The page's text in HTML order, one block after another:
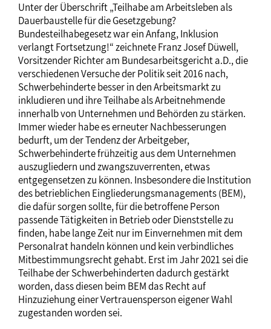
Unter der Überschrift „Teilhabe am Arbeitsleben als
Dauerbaustelle für die Gesetzgebung?
Bundesteilhabegesetz war ein Anfang, Inklusion
verlangt Fortsetzung!“ zeichnete Franz Josef Düwell,
Vorsitzender Richter am Bundesarbeitsgericht a.D., die
verschiedenen Versuche der Politik seit 2016 nach,
Schwerbehinderte besser in den Arbeitsmarkt zu
inkludieren und ihre Teilhabe als Arbeitnehmende
innerhalb von Unternehmen und Behörden zu stärken.
Immer wieder habe es erneuter Nachbesserungen
bedurft, um der Tendenz der Arbeitgeber,
Schwerbehinderte frühzeitig aus dem Unternehmen
auszugliedern und zwangszuverrenten, etwas
entgegensetzen zu können. Insbesondere die Institution
des betrieblichen Eingliederungsmanagements (BEM),
die dafür sorgen sollte, für die betroffene Person
passende Tätigkeiten in Betrieb oder Dienststelle zu
finden, habe lange Zeit nur im Einvernehmen mit dem
Personalrat handeln können und kein verbindliches
Mitbestimmungsrecht gehabt. Erst im Jahr 2021 sei die
Teilhabe der Schwerbehinderten dadurch gestärkt
worden, dass diesen beim BEM das Recht auf
Hinzuziehung einer Vertrauensperson eigener Wahl
zugestanden worden sei.